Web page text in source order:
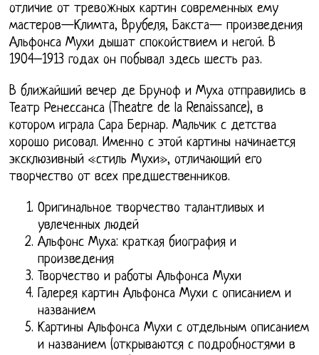
отличие от тревожных картин современных ему
мастеров—Климта, Врубеля, Бакста— произведения
Альфонса Мухи дышат спокойствием и негой. В
1904–1913 годах он побывал здесь шесть раз.
В ближайший вечер де Бруноф и Муха отправились в
Театр Ренессанса (Theatre de la Renaissance), в
котором играла Сара Бернар. Мальчик с детства
хорошо рисовал. Именно с этой картины начинается
эксклюзивный «стиль Мухи», отличающий его
творчество от всех предшественников.
Оригинальное творчество талантливых и
увлеченных людей
Альфонс Муха: краткая биография и
произведения
Творчество и работы Альфонса Мухи
Галерея картин Альфонса Мухи с описанием и
названием
Картины Альфонса Мухи с отдельным описанием
и названием (открываются с подробностями в